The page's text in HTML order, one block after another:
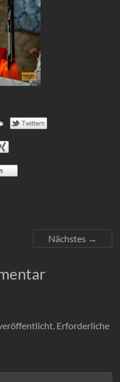
Nächstes →
Erforderliche